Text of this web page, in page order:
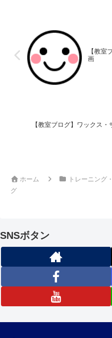
【教室
画
【教室ブログ】ワックス・
ホーム トレーニング
グ
SNSボタン